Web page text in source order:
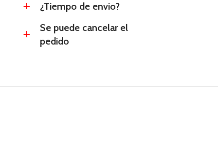
a ¿Tiempo de envio?
a
Se puede cancelar el
pedido